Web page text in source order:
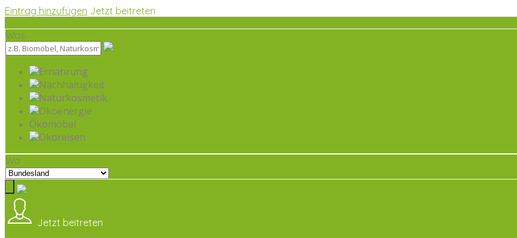
Eintrag hinzufügen Jetzt beitreten
Was
Ernährung
Nachhaltigkeit
Naturkosmetik
Ökoenergie
Ökomöbel
Ökoreisen
Wo
Jetzt beitreten